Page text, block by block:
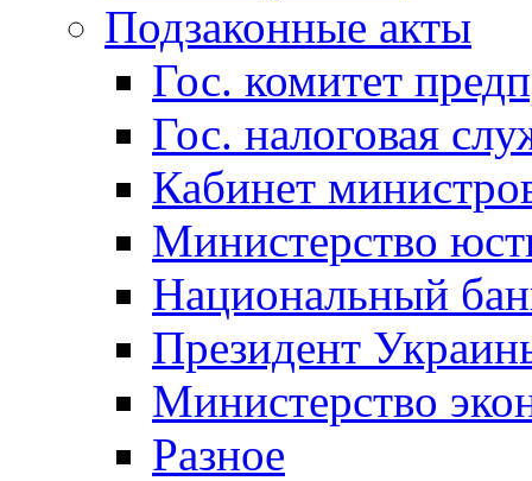
Подзаконные акты
Гос. комитет
Гос. налоговая
Кабинет
Министерство
Национальный
Президент
Министерство
Разное